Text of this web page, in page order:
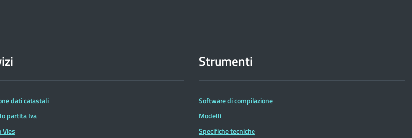
dati catastali
partita Iva
Vies
Strumenti
Software di compilazione
Modelli
Specifiche tecniche